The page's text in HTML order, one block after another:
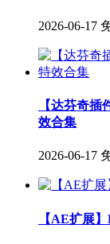
2026-06-17
【达芬奇
效合集
2026-06-17
【AE扩展